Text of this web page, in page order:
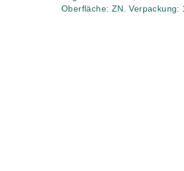
Oberfläche: ZN. Verpackung: